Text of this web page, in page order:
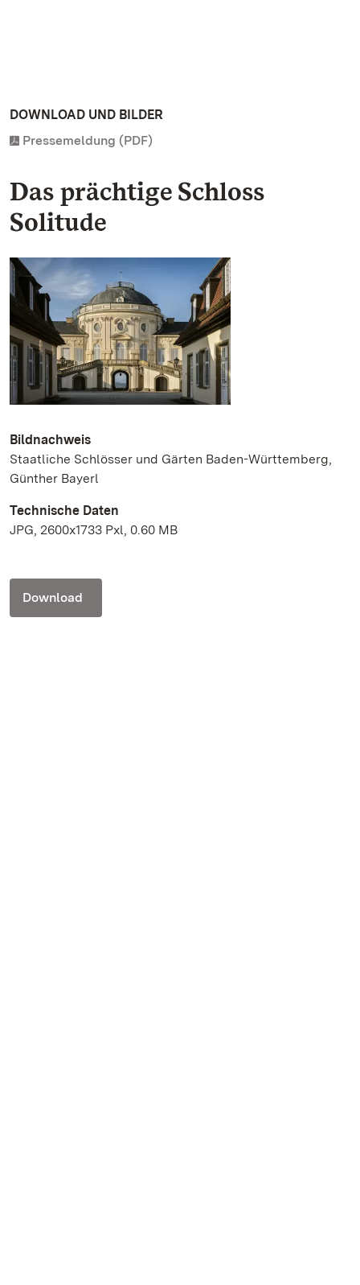
DOWNLOAD UND BILDER
Pressemeldung (PDF)
Das prächtige Schloss
Solitude
Bildnachweis
Staatliche Schlösser und Gärten Baden-Württemberg,
Günther Bayerl
Technische Daten
JPG, 2600x1733 Pxl, 0.60 MB
Download